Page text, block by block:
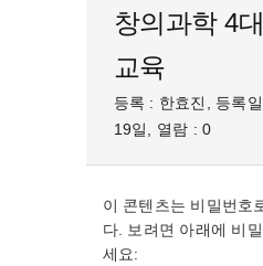
창의과학 4
교육
등록 : 한효진, 등록
19일, 열람 : 0
이 콘텐츠는 비밀번호
다. 보려면 아래에 비
세요: